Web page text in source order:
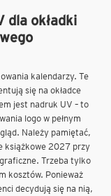
dla okładki
kalendarzy. Te
się na okładce
jest nadruk UV – to
logo w pełnym
Należy pamiętać,
książkowe 2027 przy
Trzeba tylko
kosztów. Ponieważ
decydują się na nią,